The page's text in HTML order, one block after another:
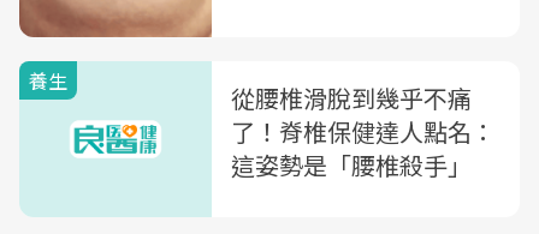
養生
從腰椎滑脫到幾乎不痛
了！脊椎保健達人點名：
這姿勢是「腰椎殺手」